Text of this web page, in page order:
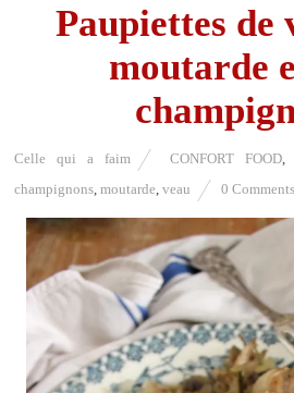
Paupiettes de
moutarde
Celle qui a faim CONFORT FOOD,
champignons ,moutarde ,veau 0 Comments